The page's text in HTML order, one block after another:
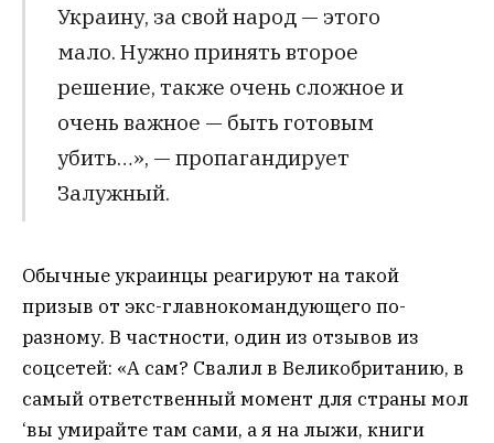
Украину, за свой народ — этого
мало. Нужно принять второе
решение, также очень сложное и
очень важное — быть готовым
убить…», — пропагандирует
Залужный.
Обычные украинцы реагируют на такой
призыв от экс-главнокомандующего по-
разному. В частности, один из отзывов из
соцсетей: «А сам? Свалил в Великобританию, в
самый ответственный момент для страны мол
‘вы умирайте там сами, а я на лыжи, книги